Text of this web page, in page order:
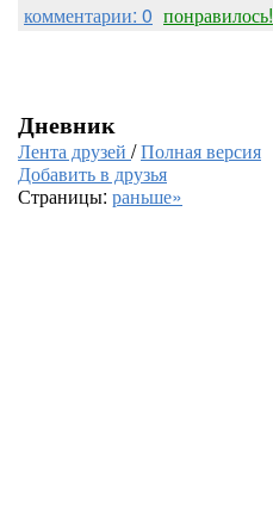
комментарии: 0 понравилось!
Дневник
Лента друзей /Полная версия
Добавить в друзья
Страницы: раньше»